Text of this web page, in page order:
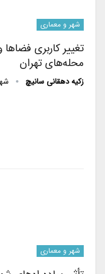
شهر و معماری
تغییر کاربری
محله‌های تهران
زکیه دهقانی سانیچ شهریور
شهر و معماری